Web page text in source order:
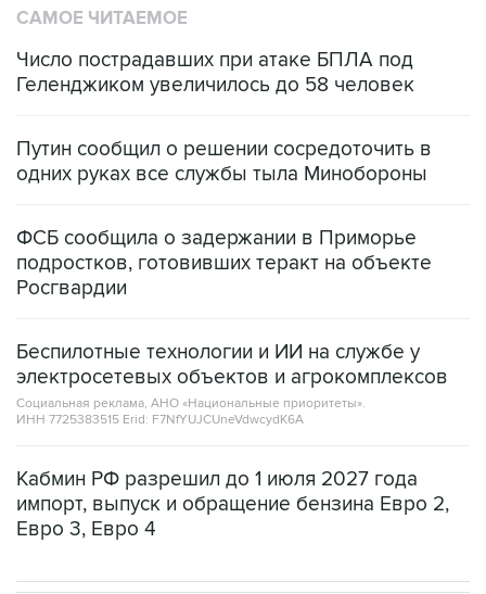
САМОЕ ЧИТАЕМОЕ
Число пострадавших при атаке БПЛА под
Геленджиком увеличилось до 58 человек
Путин сообщил о решении сосредоточить в
одних руках все службы тыла Минобороны
ФСБ сообщила о задержании в Приморье
подростков, готовивших теракт на объекте
Росгвардии
Беспилотные технологии и ИИ на службе у
электросетевых объектов и агрокомплексов
Социальная реклама, АНО «Национальные приоритеты».
ИНН 7725383515 Erid: F7NfYUJCUneVdwcydK6A
Кабмин РФ разрешил до 1 июля 2027 года
импорт, выпуск и обращение бензина Евро 2,
Евро 3, Евро 4